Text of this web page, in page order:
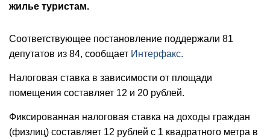
жилье туристам.
Соответствующее постановление поддержали 81
депутатов из 84, сообщает Интерфакс.
Налоговая ставка в зависимости от площади
помещения составляет 12 и 20 рублей.
Фиксированная налоговая ставка на доходы граждан
(физлиц) составляет 12 рублей с 1 квадратного метра в